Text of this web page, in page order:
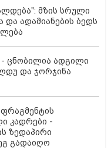
მზის სრული
და ადამიანების ბედს
- ცნობილია ადგილი
და ჯორჯინა
ფრაგმენტის
კადრები -
ზედაპირი
გადაიღო